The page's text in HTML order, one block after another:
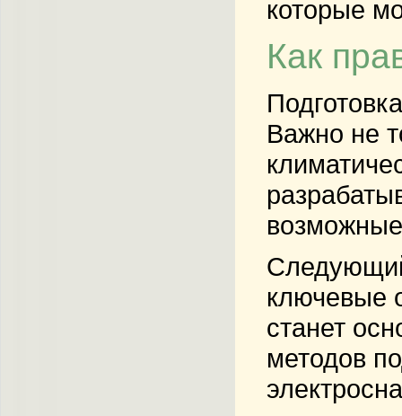
которые
Как
Важно не
ключевые
станет
методов